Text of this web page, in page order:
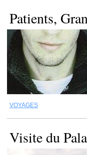
Patients,
VOYAGES
Visite du